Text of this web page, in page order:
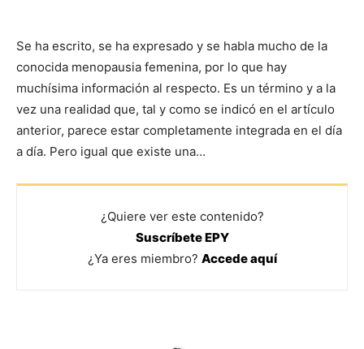
Se ha escrito, se ha expresado y se habla mucho de la
conocida menopausia femenina, por lo que hay
muchísima información al respecto. Es un término y a la
vez una realidad que, tal y como se indicó en el artículo
anterior, parece estar completamente integrada en el día
a día. Pero igual que existe una…
¿Quiere ver este contenido?
Suscríbete EPY
¿Ya eres miembro? Accede aquí